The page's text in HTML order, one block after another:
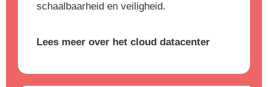
schaalbaarheid en veiligheid.
Lees meer over het cloud datacenter